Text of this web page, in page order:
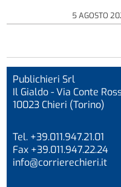
5 AGOSTO
Publichieri Srl
Il Gialdo - Via Conte
10023 Chieri (Torino)
Tel. +39.011.947.21.01
Fax +39.011.947.22.24
info@corrierechieri.it